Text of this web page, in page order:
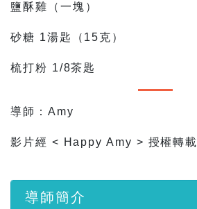
鹽酥雞（一塊）
砂糖 1湯匙（15克）
梳打粉 1/8茶匙
導師：Amy
影片經 < Happy Amy > 授權轉載
導師簡介